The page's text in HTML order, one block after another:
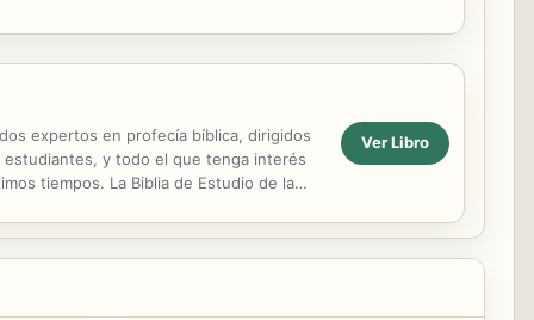
expertos en profecía bíblica, dirigidos
estudiantes, y todo el que tenga interés
tiempos. La Biblia de Estudio de la
Ver Libro